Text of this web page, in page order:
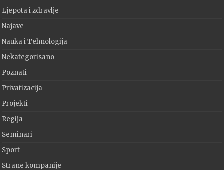
Ljepota i zdravlje
Najave
Nauka i Tehnologija
Nekategorisano
Poznati
Privatizacija
Projekti
Regija
Seminari
Sport
Strane kompanije